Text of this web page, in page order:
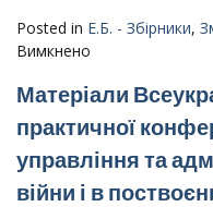
червня,
Posted in Е.Б. - Збірники,
Вимкнено
ХІХ
Міжнародної
науково-­
практичної
Матеріали
практичної
управління та
війни і в